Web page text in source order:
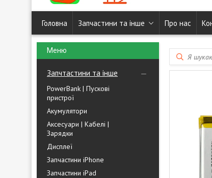
Головна Запчастини та інше Про нас
Запчтастини та інше
PowerBank | Пускові
пристрої
Акумулятори
Аксесуари | Кабелі |
Зарядки
Дисплеї
Запчастини iPhone
Запчастини iPad